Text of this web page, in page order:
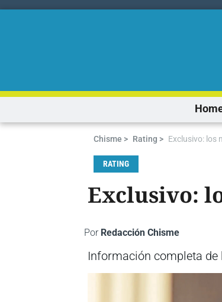
Chisme > Rating > Exclusivo: los
RATING
Exclusivo:
Por Redacción Chisme
Información completa